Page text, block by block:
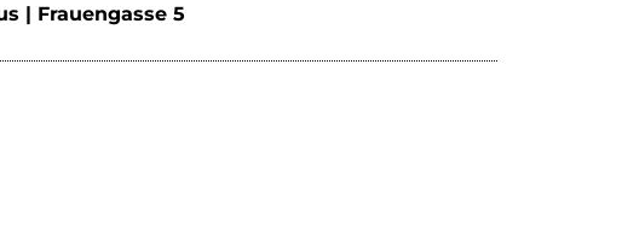
| Frauengasse 5